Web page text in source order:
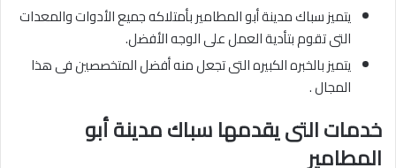
يتميز سباك مدينة أبو المطامير بأمتلاكه جميع الأدوات والمعدات
التى تقوم بتأدية العمل على الوجه الأفضل.
يتميز بالخبره الكبيره التى تجعل منه أفضل المتخصصين فى هذا
المجال .
خدمات التى يقدمها سباك مدينة أبو
المطامير